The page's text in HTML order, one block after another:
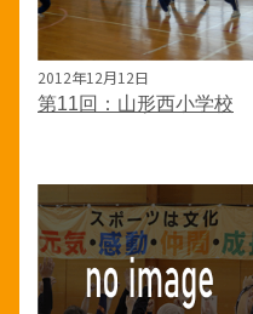
2012年12月12日
第11回：山形西小学校